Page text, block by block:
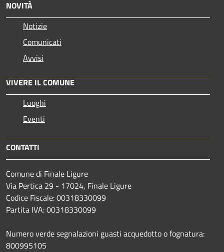
NOVITÀ
Notizie
Comunicati
Avvisi
VIVERE IL COMUNE
Luoghi
Eventi
CONTATTI
Comune di Finale Ligure
Via Pertica 29 - 17024, Finale Ligure
Codice Fiscale: 00318330099
Partita IVA: 00318330099
Numero verde segnalazioni guasti acquedotto o fognatura:
800995105